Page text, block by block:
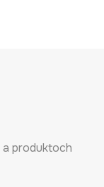
produktoch